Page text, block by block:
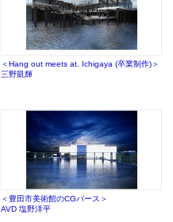
＜Hang out meets at. Ichigaya (卒業制作)＞
三野凱輝
＜豊田市美術館のCGパース＞
AVD 塩野洋平